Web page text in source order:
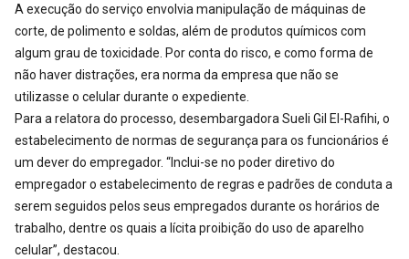
A execução do serviço envolvia manipulação de máquinas de
corte, de polimento e soldas, além de produtos químicos com
algum grau de toxicidade. Por conta do risco, e como forma de
não haver distrações, era norma da empresa que não se
utilizasse o celular durante o expediente.
Para a relatora do processo, desembargadora Sueli Gil El-Rafihi, o
estabelecimento de normas de segurança para os funcionários é
um dever do empregador. “Inclui-se no poder diretivo do
empregador o estabelecimento de regras e padrões de conduta a
serem seguidos pelos seus empregados durante os horários de
trabalho, dentre os quais a lícita proibição do uso de aparelho
celular”, destacou.